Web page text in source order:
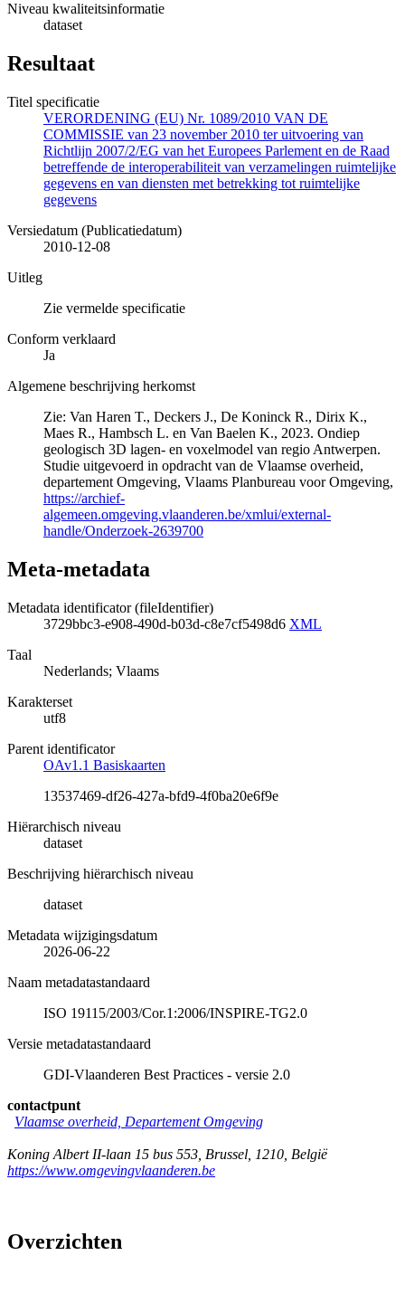
Niveau kwaliteitsinformatie
dataset
Resultaat
Titel specificatie
VERORDENING (EU) Nr. 1089/2010 VAN DE
COMMISSIE van 23 november 2010 ter uitvoering van
Richtlijn 2007/2/EG van het Europees Parlement en de Raad
betreffende de interoperabiliteit van verzamelingen ruimtelijke
gegevens en van diensten met betrekking tot ruimtelijke
gegevens
Versiedatum (Publicatiedatum)
2010-12-08
Uitleg
Zie vermelde specificatie
Conform verklaard
Ja
Algemene beschrijving herkomst
Zie: Van Haren T., Deckers J., De Koninck R., Dirix K.,
Maes R., Hambsch L. en Van Baelen K., 2023. Ondiep
geologisch 3D lagen- en voxelmodel van regio Antwerpen.
Studie uitgevoerd in opdracht van de Vlaamse overheid,
departement Omgeving, Vlaams Planbureau voor Omgeving,
https://archief-
algemeen.omgeving.vlaanderen.be/xmlui/external-
handle/Onderzoek-2639700
Meta-metadata
Metadata identificator (fileIdentifier)
3729bbc3-e908-490d-b03d-c8e7cf5498d6 XML
Taal
Nederlands; Vlaams
Karakterset
utf8
Parent identificator
OAv1.1 Basiskaarten
13537469-df26-427a-bfd9-4f0ba20e6f9e
Hiërarchisch niveau
dataset
Beschrijving hiërarchisch niveau
dataset
Metadata wijzigingsdatum
2026-06-22
Naam metadatastandaard
ISO 19115/2003/Cor.1:2006/INSPIRE-TG2.0
Versie metadatastandaard
GDI-Vlaanderen Best Practices - versie 2.0
contactpunt
Vlaamse overheid, Departement Omgeving
Koning Albert II-laan 15 bus 553 Brussel 1210 België
https://www.omgevingvlaanderen.be
Overzichten